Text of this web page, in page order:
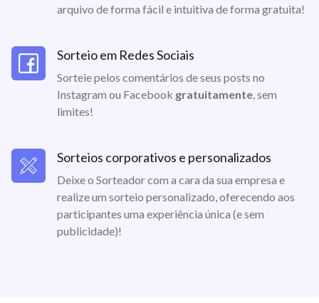
arquivo de forma fácil e intuitiva de forma gratuita!
Sorteio em Redes Sociais
Sorteie pelos comentários de seus posts no
Instagram ou Facebook gratuitamente, sem
limites!
Sorteios corporativos e personalizados
Deixe o Sorteador com a cara da sua empresa e
realize um sorteio personalizado, oferecendo aos
participantes uma experiência única (e sem
publicidade)!